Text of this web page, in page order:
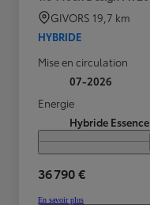
GIVORS 19,7 km
HYBRIDE
Mise en circulation
07-2026
Energie
Hybride Essence
36 790 €
En savoir plus